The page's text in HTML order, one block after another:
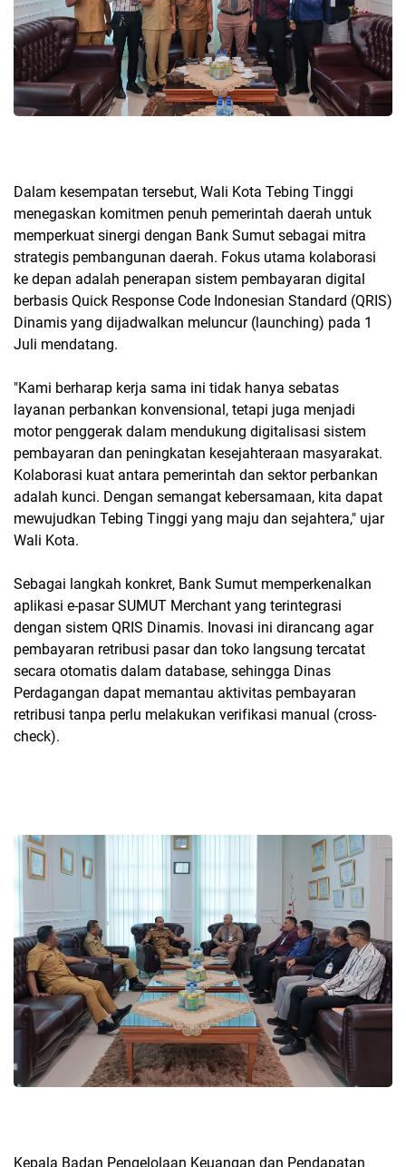
Dalam kesempatan tersebut, Wali Kota Tebing Tinggi
menegaskan komitmen penuh pemerintah daerah untuk
memperkuat sinergi dengan Bank Sumut sebagai mitra
strategis pembangunan daerah. Fokus utama kolaborasi
ke depan adalah penerapan sistem pembayaran digital
berbasis Quick Response Code Indonesian Standard (QRIS)
Dinamis yang dijadwalkan meluncur (launching) pada 1
Juli mendatang.
"Kami berharap kerja sama ini tidak hanya sebatas
layanan perbankan konvensional, tetapi juga menjadi
motor penggerak dalam mendukung digitalisasi sistem
pembayaran dan peningkatan kesejahteraan masyarakat.
Kolaborasi kuat antara pemerintah dan sektor perbankan
adalah kunci. Dengan semangat kebersamaan, kita dapat
mewujudkan Tebing Tinggi yang maju dan sejahtera," ujar
Wali Kota.
Sebagai langkah konkret, Bank Sumut memperkenalkan
aplikasi e-pasar SUMUT Merchant yang terintegrasi
dengan sistem QRIS Dinamis. Inovasi ini dirancang agar
pembayaran retribusi pasar dan toko langsung tercatat
secara otomatis dalam database, sehingga Dinas
Perdagangan dapat memantau aktivitas pembayaran
retribusi tanpa perlu melakukan verifikasi manual (cross-
check).
Kepala Badan Pengelolaan Keuangan dan Pendapatan